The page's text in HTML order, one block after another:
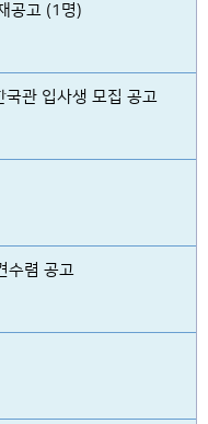
공고 (1명)
관 입사생 모집 공고
수렴 공고